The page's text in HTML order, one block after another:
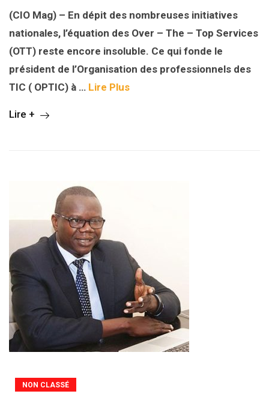
(CIO Mag) – En dépit des nombreuses initiatives
nationales, l’équation des Over – The – Top Services
(OTT) reste encore insoluble. Ce qui fonde le
président de l’Organisation des professionnels des
TIC ( OPTIC) à … Lire Plus
Lire +
NON CLASSÉ